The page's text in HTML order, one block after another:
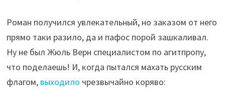
Роман получился увлекательный, но заказом от него
прямо таки разило, да и пафос порой зашкаливал.
Ну не был Жюль Верн специалистом по агитпропу,
что поделаешь! И, когда пытался махать русским
флагом, выходило чрезвычайно коряво: